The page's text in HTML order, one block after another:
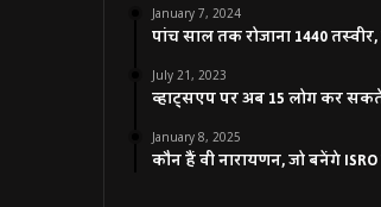
January 7, 2024
पांच साल तक रोजाना 1440
July 21, 2023
व्हाट्सएप पर अब 15 लोग कर
January 8, 2025
कौन हैं वी नारायणन, जो बनेंगे